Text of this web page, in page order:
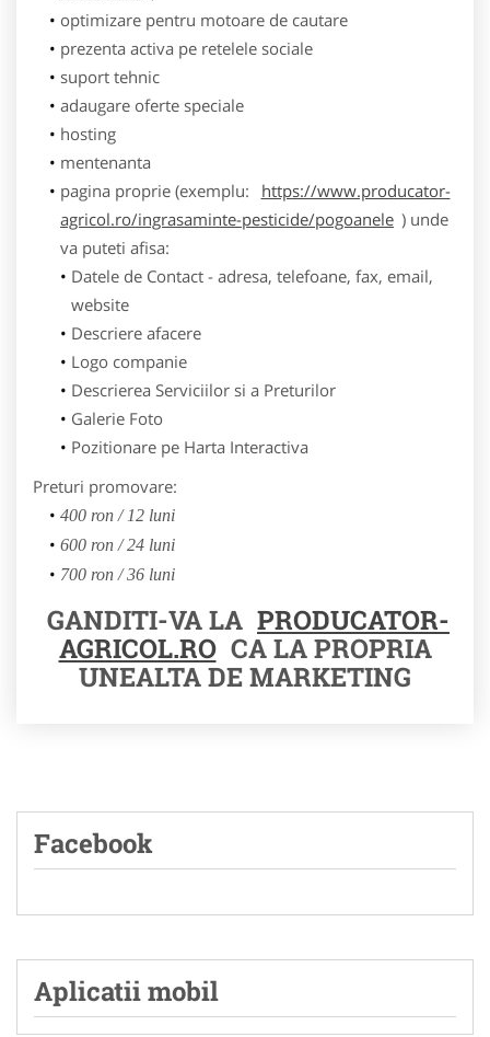
optimizare pentru motoare de cautare
prezenta activa pe retelele sociale
suport tehnic
adaugare oferte speciale
hosting
mentenanta
pagina proprie (exemplu:
https://www.producator-
agricol.ro/ingrasaminte-pesticide/pogoanele ) unde
va puteti afisa:
Datele de Contact - adresa, telefoane, fax, email,
website
Descriere afacere
Logo companie
Descrierea Serviciilor si a Preturilor
Galerie Foto
Pozitionare pe Harta Interactiva
Preturi promovare:
400 ron / 12 luni
600 ron / 24 luni
700 ron / 36 luni
GANDITI-VA LA PRODUCATOR-
AGRICOL.RO CA LA PROPRIA
UNEALTA DE MARKETING
Facebook
Aplicatii mobil